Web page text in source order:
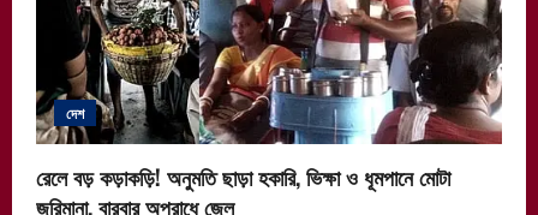
t
i
o
দেশ
রেলে বড় কড়াকড়ি! অনুমতি ছাড়া হকারি, ভিক্ষা ও ধূমপানে মোটা
জরিমানা, বারবার অপরাধে জেল